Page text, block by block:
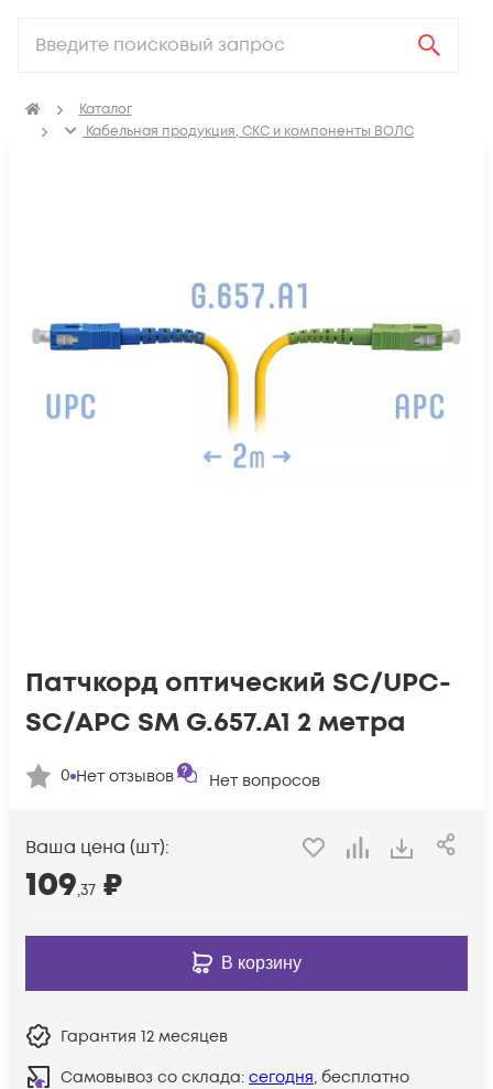
Каталог
Кабельная продукция, СКС и компоненты ВОЛС
Патчкорд оптический SC/UPC-
SC/APC SM G.657.A1 2 метра
0 Нет отзывов Нет вопросов
Ваша цена (шт):
109,37 ₽
В корзину
Гарантия 12 месяцев
Самовывоз со склада: сегодня, бесплатно